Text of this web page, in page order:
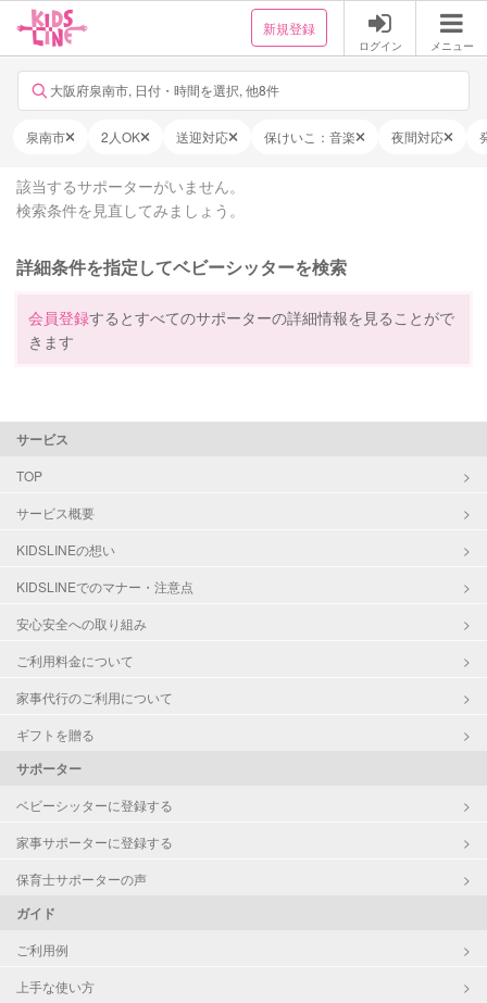
新規登録
ログイン メニュー
大阪府泉南市, 日付・時間を選択, 他8件
泉南市 2人OK 送迎対応 保けいこ：音楽 夜間対応
該当するサポーターがいません。
検索条件を見直してみましょう。
詳細条件を指定してベビーシッターを検索
会員登録するとすべてのサポーターの詳細情報を見ることがで
きます
サービス
TOP
サービス概要
KIDSLINEの想い
KIDSLINEでのマナー・注意点
安心安全への取り組み
ご利用料金について
家事代行のご利用について
ギフトを贈る
サポーター
ベビーシッターに登録する
家事サポーターに登録する
保育士サポーターの声
ガイド
ご利用例
上手な使い方